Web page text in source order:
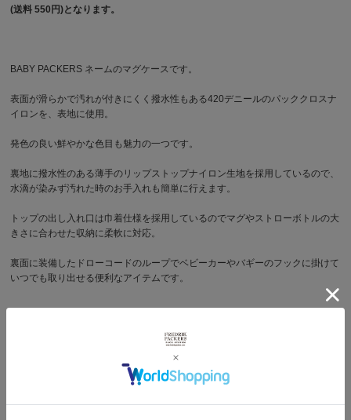
(送料 550円)となります。
BABY PACKERS ネームのマグケースです。
表面が滑らかで汚れが付きにくく撥水性もある420デニールのパッククロスナ
イロンを、表地に使用。
発色の良い鮮やかな色目も魅力の一つです。
裏地に撥水性のある薄手のリップストップナイロン生地を採用しているので、
水滴が染みず汚れた時のお手入れも簡単に行えます。
トップの出し入れ口は巾着仕様を採用しているのでマグやストローボトルの大
きさに合わせた収納に柔軟に対応。
裏面に装備したドローコードのループでベビーカーやバギーのフックに掛けて
いつでも取り出せる便利なアイテムです。